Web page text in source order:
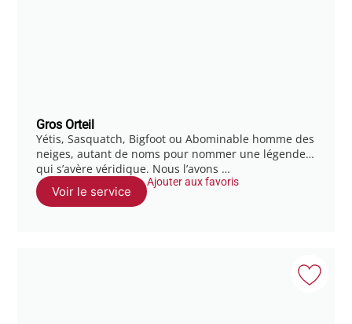
Gros Orteil
Yétis, Sasquatch, Bigfoot ou Abominable homme des
neiges, autant de noms pour nommer une légende…
qui s’avère véridique. Nous l’avons …
Voir le service
Ajouter aux favoris